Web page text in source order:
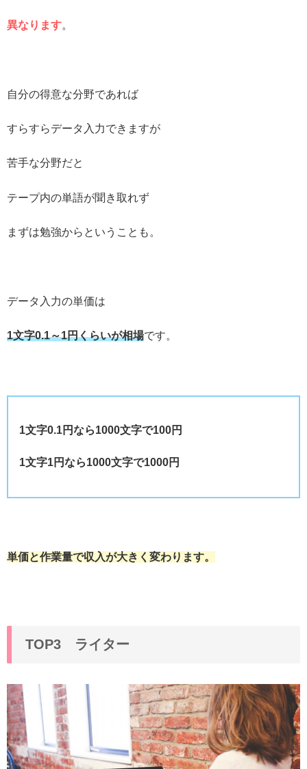
異なります。
自分の得意な分野であれば
すらすらデータ入力できますが
苦手な分野だと
テープ内の単語が聞き取れず
まずは勉強からということも。
データ入力の単価は
1文字0.1～1円くらいが相場です。
1文字0.1円なら1000文字で100円
1文字1円なら1000文字で1000円
単価と作業量で収入が大きく変わります。
TOP3 ライター